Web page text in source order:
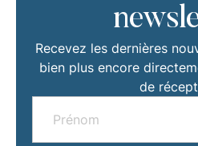
Recevez les dernières
bien plus encore
de